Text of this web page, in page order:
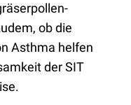
ob die
Asthma helfen
der SIT